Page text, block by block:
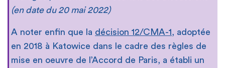
(en date du 20 mai 2022)
A noter enfin que la décision 12/CMA-1, adoptée
en 2018 à Katowice dans le cadre des règles de
mise en oeuvre de l’Accord de Paris, a établi un